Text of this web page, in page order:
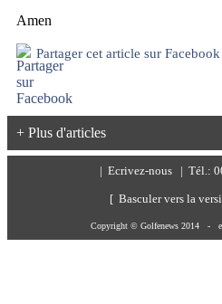
Amen
Partager cet article sur Facebook
+ Plus d'articles
Ecrivez-nous | Tél.:
[ Basculer vers la
Copyright © Golfenews 2014 -